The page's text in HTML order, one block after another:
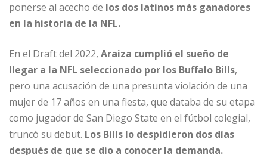
ponerse al acecho de los dos latinos más ganadores
en la historia de la NFL.
En el Draft del 2022, Araiza cumplió el sueño de
llegar a la NFL seleccionado por los Buffalo Bills,
pero una acusación de una presunta violación de una
mujer de 17 años en una fiesta, que databa de su etapa
como jugador de San Diego State en el fútbol colegial,
truncó su debut. Los Bills lo despidieron dos días
después de que se dio a conocer la demanda.